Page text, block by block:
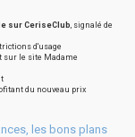
sur CeriseClub, signalé de
d'usage
sur le site Madame
du nouveau prix
les bons plans